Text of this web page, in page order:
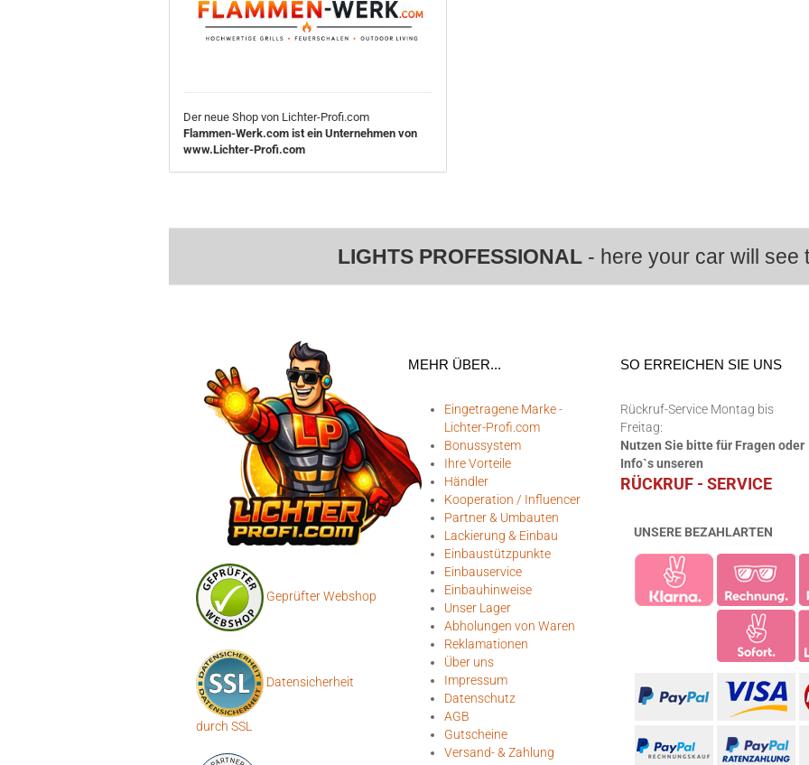
Der neue Shop von Lichter-Profi.com
Flammen-Werk.com ist ein Unternehmen von
www.Lichter-Profi.com
LIGHTS PROFESSIONAL- here your car will see
Geprüfter Webshop
Datensicherheit
durch SSL
MEHR ÜBER...
Eingetragene Marke -
Lichter-Profi.com
Bonussystem
Ihre Vorteile
Händler
Kooperation / Influencer
Partner & Umbauten
Lackierung & Einbau
Einbaustützpunkte
Einbauservice
Einbauhinweise
Unser Lager
Abholungen von Waren
Reklamationen
Über uns
Impressum
Datenschutz
AGB
Gutscheine
Versand- & Zahlung
SO ERREICHEN SIE UNS
Rückruf-Service Montag bis
Freitag:
Nutzen Sie bitte für Fragen oder
Info`s unseren
RÜCKRUF - SERVICE
UNSERE BEZAHLARTEN